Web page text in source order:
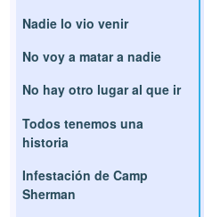
Nadie lo vio venir
No voy a matar a nadie
No hay otro lugar al que ir
Todos tenemos una
historia
Infestación de Camp
Sherman